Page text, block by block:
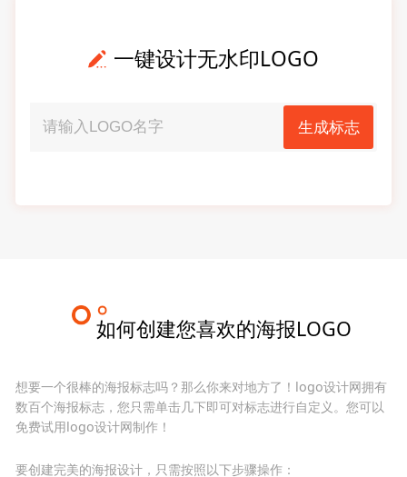
一键设计无水印LOGO
生成标志
如何创建您喜欢的海报LOGO
想要一个很棒的海报标志吗？那么你来对地方了！logo设计网拥有
数百个海报标志，您只需单击几下即可对标志进行自定义。您可以
免费试用logo设计网制作！
要创建完美的海报设计，只需按照以下步骤操作：